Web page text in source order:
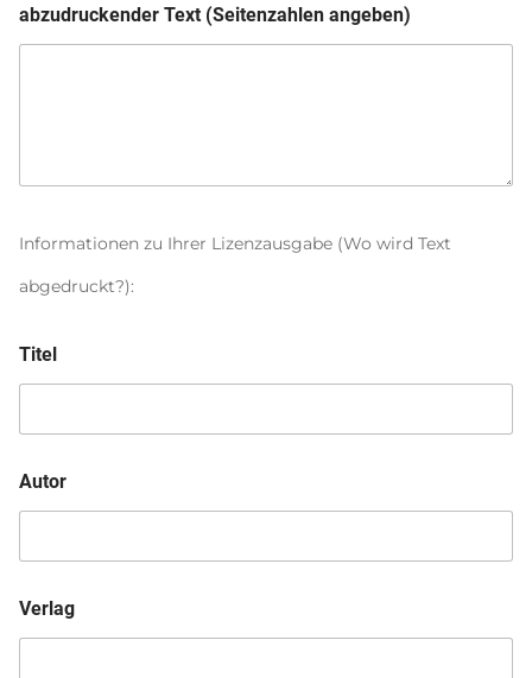
abzudruckender Text (Seitenzahlen angeben)
Informationen zu Ihrer Lizenzausgabe (Wo wird Text
abgedruckt?):
Titel
Autor
Verlag